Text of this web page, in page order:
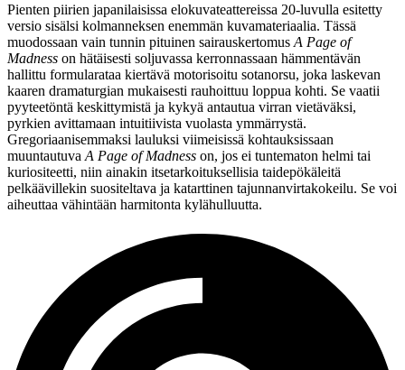
Pienten piirien japanilaisissa elokuvateattereissa 20‑luvulla esitetty
versio sisälsi kolmanneksen enemmän kuvamateriaalia. Tässä
muodossaan vain tunnin pituinen sairauskertomus A Page of
Madness on hätäisesti soljuvassa kerronnassaan hämmentävän
hallittu formularataa kiertävä motorisoitu sotanorsu, joka laskevan
kaaren dramaturgian mukaisesti rauhoittuu loppua kohti. Se vaatii
pyyteetöntä keskittymistä ja kykyä antautua virran vietäväksi,
pyrkien avittamaan intuitiivista vuolasta ymmärrystä.
Gregoriaanisemmaksi lauluksi viimeisissä kohtauksissaan
muuntautuva A Page of Madness on, jos ei tuntematon helmi tai
kuriositeetti, niin ainakin itsetarkoituksellisia taidepökäleitä
pelkäävillekin suositeltava ja katarttinen tajunnanvirtakokeilu. Se voi
aiheuttaa vähintään harmitonta kylähulluutta.